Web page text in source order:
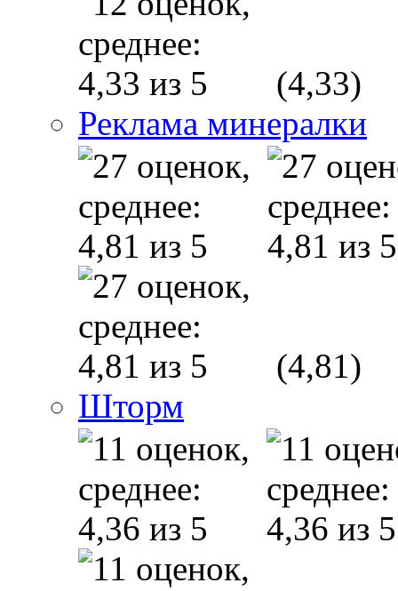
(4,33)
Реклама минералки
(4,81)
Шторм